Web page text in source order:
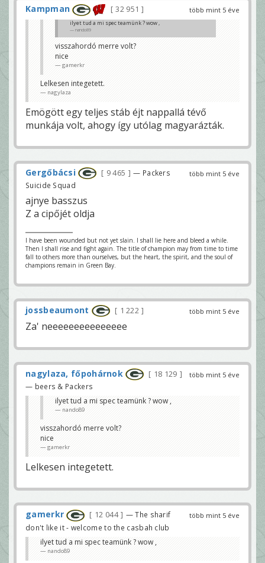
több mint 5 éve
Kampman 32 951
ilyet tud a mi spec teamünk ? wow ,
nando89
visszahordó merre volt?
nice
gamerkr
Lelkesen integetett.
nagylaza
Emögött egy teljes stáb éjt nappallá tévő
munkája volt, ahogy így utólag magyarázták.
több mint 5 éve
Gergőbácsi 9 465
— Packers
Suicide Squad
ajnye basszus
Z a cipőjét oldja
I have been wounded but not yet slain. I shall lie here and bleed a while.
Then I shall rise and fight again. The title of champion may from time to time
fall to others more than ourselves, but the heart, the spirit, and the soul of
champions remain in Green Bay.
több mint 5 éve
jossbeaumont 1 222
Za' neeeeeeeeeeeeeee
több mint 5 éve
nagylaza, főpohárnok 18 129
— beers & Packers
ilyet tud a mi spec teamünk ? wow ,
nando89
visszahordó merre volt?
nice
gamerkr
Lelkesen integetett.
több mint 5 éve
gamerkr 12 044
— The sharif
don't like it - welcome to the casbah club
ilyet tud a mi spec teamünk ? wow ,
nando89